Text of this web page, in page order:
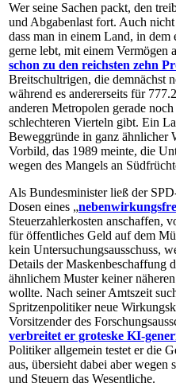
Wer seine Sachen packt, den
und Abgabenlast fort. Auch
dass man in einem Land, in
gerne lebt, mit einem Vermögen
schon zu den reichsten zehn
Breitschultrigen, die demnächst
während es andererseits für
anderen Metropolen gerade
schlechteren Vierteln gibt. Ein
Beweggründe in ganz ähnlicher
Vorbild, das 1989 meinte, die
wegen des Mangels an
Als Bundesminister ließ der
Dosen eines „
Steuerzahlerkosten anschaffen,
für öffentliches Geld auf dem
kein Untersuchungsausschuss,
Details der Maskenbeschaffung
ähnlichem Muster keiner
wollte. Nach seiner Amtszeit
Spritzenpolitiker neue
Vorsitzender des
verbreitet er groteske KI-
Politiker allgemein testet er die
aus, übersieht dabei aber wegen
und Steuern das Wesentliche.